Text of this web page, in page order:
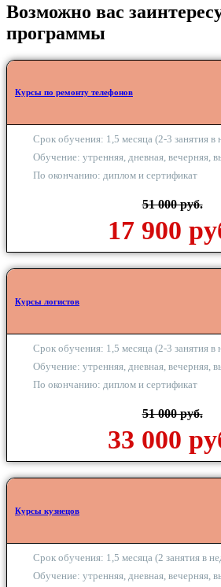
Возможно вас
программы
Курсы по ремонту телефонов
Срок обучения: 1,5 месяца (2-3 занятия в
Обучение: утренняя, дневная, вечерняя,
По окончанию: диплом и сертификат
51 000 руб.
17 900
Курсы логистов
Срок обучения: 1,5 месяца (2-3 занятия в
Обучение: утренняя, дневная, вечерняя,
По окончанию: диплом и сертификат
51 000 руб.
33 000
Курсы кузнецов
Срок обучения: 1,5 месяца (2 занятия в
Обучение: утренняя, дневная, вечерняя,